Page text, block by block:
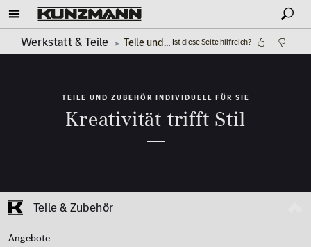
Werkstatt & Teile Teile und Zubehör Ist diese Seite hilfreich?
TEILE UND ZUBEHÖR INDIVIDUELL FÜR SIE
Kreativität trifft Stil
Teile & Zubehör
Angebote